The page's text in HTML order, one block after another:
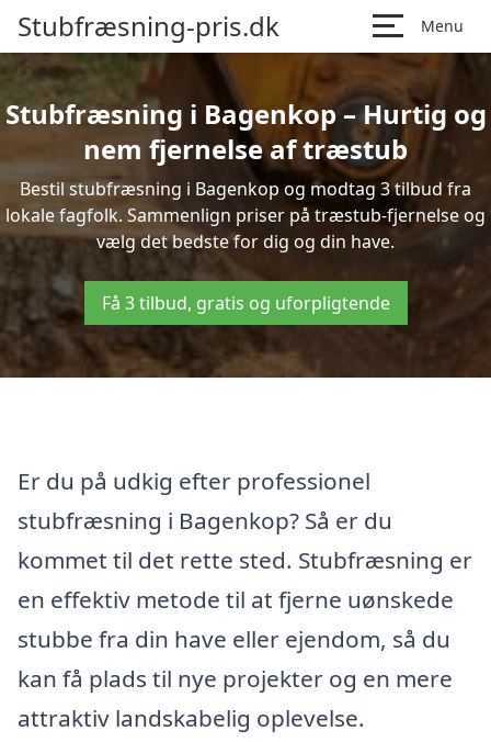
Stubfræsning-pris.dk Menu
Stubfræsning i Bagenkop – Hurtig og
nem fjernelse af træstub
Bestil stubfræsning i Bagenkop og modtag 3 tilbud fra
lokale fagfolk. Sammenlign priser på træstub-fjernelse og
vælg det bedste for dig og din have.
Få 3 tilbud, gratis og uforpligtende
Er du på udkig efter professionel
stubfræsning i Bagenkop? Så er du
kommet til det rette sted. Stubfræsning er
en effektiv metode til at fjerne uønskede
stubbe fra din have eller ejendom, så du
kan få plads til nye projekter og en mere
attraktiv landskabelig oplevelse.